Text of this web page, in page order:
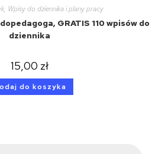
, Wpisy do dziennika i plany pracy
GRATIS 110 wpisów do
dziennika
15,00 zł
do koszyka